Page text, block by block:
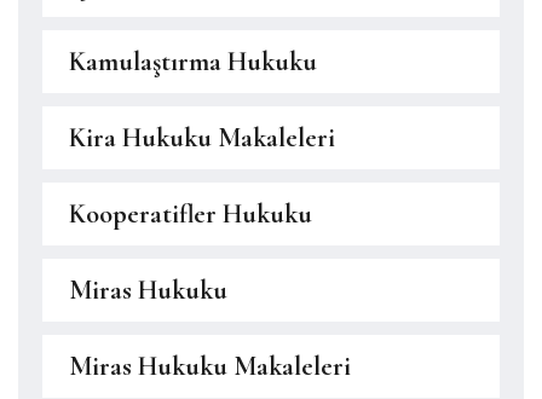
Kamulaştırma Hukuku
Kira Hukuku Makaleleri
Kooperatifler Hukuku
Miras Hukuku
Miras Hukuku Makaleleri